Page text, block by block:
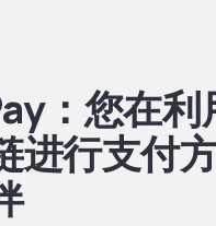
：您在利
进行支付